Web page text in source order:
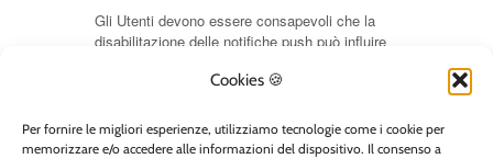
Cookies 🍪​
Per fornire le migliori esperienze, utilizziamo tecnologie come i cookie per
memorizzare e/o accedere alle informazioni del dispositivo. Il consenso a
Gli Utenti devono essere consapevoli che la
disabilitazione delle notifiche push può influire
relativa sezione della presente privacy policy.